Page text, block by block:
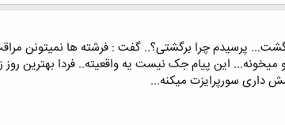
سورپرایزت میکنه...